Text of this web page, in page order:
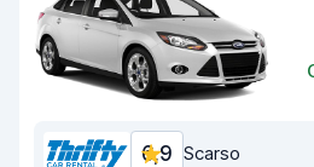
6,9 Scarso